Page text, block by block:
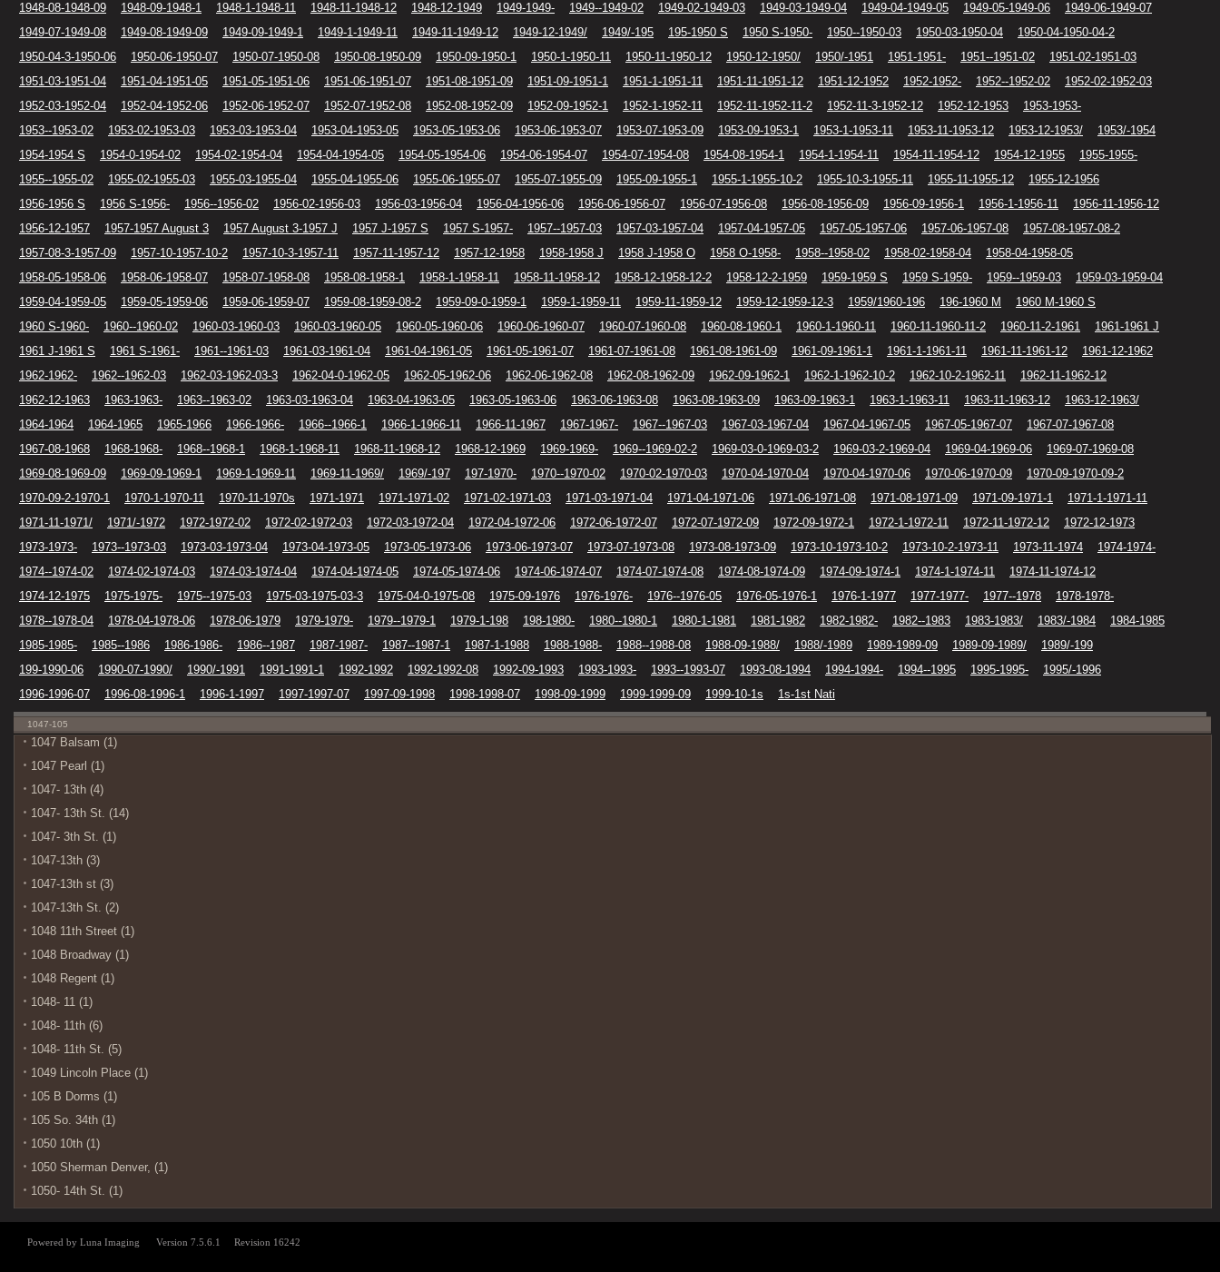
1948-08-1948-09
1948-09-1948-1 1948-1-1948-11 1948-11-1948-12 1948-12-1949 1949-1949- 1949--1949-02 1949-02-1949-03 1949-03-1949-04 1949-04-1949-05 1949-05-1949-06
1949-06-1949-07
1949-07-1949-08
1949-08-1949-09 1949-09-1949-1 1949-1-1949-11 1949-11-1949-12 1949-12-1949/ 1949/-195 195-1950 S 1950 S-1950- 1950--1950-03 1950-03-1950-04
1950-04-1950-04-2
1950-04-3-1950-06
1950-06-1950-07 1950-07-1950-08 1950-08-1950-09 1950-09-1950-1 1950-1-1950-11 1950-11-1950-12 1950-12-1950/ 1950/-1951 1951-1951- 1951--1951-02
1951-02-1951-03
1951-03-1951-04
1951-04-1951-05 1951-05-1951-06 1951-06-1951-07 1951-08-1951-09 1951-09-1951-1 1951-1-1951-11 1951-11-1951-12 1951-12-1952 1952-1952- 1952--1952-02
1952-02-1952-03
1952-03-1952-04
1952-04-1952-06 1952-06-1952-07 1952-07-1952-08 1952-08-1952-09 1952-09-1952-1 1952-1-1952-11 1952-11-1952-11-2 1952-11-3-1952-12 1952-12-1953
1953-1953-
1953--1953-02
1953-02-1953-03 1953-03-1953-04 1953-04-1953-05 1953-05-1953-06 1953-06-1953-07 1953-07-1953-09 1953-09-1953-1 1953-1-1953-11 1953-11-1953-12 1953-12-1953/
1953/-1954
1954-1954 S
1954-0-1954-02 1954-02-1954-04 1954-04-1954-05 1954-05-1954-06 1954-06-1954-07 1954-07-1954-08 1954-08-1954-1 1954-1-1954-11 1954-11-1954-12 1954-12-1955
1955-1955-
1955--1955-02
1955-02-1955-03 1955-03-1955-04 1955-04-1955-06 1955-06-1955-07 1955-07-1955-09 1955-09-1955-1 1955-1-1955-10-2 1955-10-3-1955-11 1955-11-1955-12
1955-12-1956
1956-1956 S
1956 S-1956- 1956--1956-02 1956-02-1956-03 1956-03-1956-04 1956-04-1956-06 1956-06-1956-07 1956-07-1956-08 1956-08-1956-09 1956-09-1956-1 1956-1-1956-11
1956-11-1956-12
1956-12-1957
1957-1957 August 3 1957 August 3-1957 J 1957 J-1957 S 1957 S-1957- 1957--1957-03 1957-03-1957-04 1957-04-1957-05 1957-05-1957-06 1957-06-1957-08
1957-08-1957-08-2
1957-08-3-1957-09
1957-10-1957-10-2 1957-10-3-1957-11 1957-11-1957-12 1957-12-1958 1958-1958 J 1958 J-1958 O 1958 O-1958- 1958--1958-02 1958-02-1958-04
1958-04-1958-05
1958-05-1958-06
1958-06-1958-07 1958-07-1958-08 1958-08-1958-1 1958-1-1958-11 1958-11-1958-12 1958-12-1958-12-2 1958-12-2-1959 1959-1959 S 1959 S-1959- 1959--1959-03
1959-03-1959-04
1959-04-1959-05
1959-05-1959-06 1959-06-1959-07 1959-08-1959-08-2 1959-09-0-1959-1 1959-1-1959-11 1959-11-1959-12 1959-12-1959-12-3 1959/1960-196 196-1960 M
1960 M-1960 S
1960 S-1960-
1960--1960-02 1960-03-1960-03 1960-03-1960-05 1960-05-1960-06 1960-06-1960-07 1960-07-1960-08 1960-08-1960-1 1960-1-1960-11 1960-11-1960-11-2 1960-11-2-1961
1961-1961 J
1961 J-1961 S
1961 S-1961- 1961--1961-03 1961-03-1961-04 1961-04-1961-05 1961-05-1961-07 1961-07-1961-08 1961-08-1961-09 1961-09-1961-1 1961-1-1961-11 1961-11-1961-12
1961-12-1962
1962-1962-
1962--1962-03 1962-03-1962-03-3 1962-04-0-1962-05 1962-05-1962-06 1962-06-1962-08 1962-08-1962-09 1962-09-1962-1 1962-1-1962-10-2 1962-10-2-1962-11
1962-11-1962-12
1962-12-1963
1963-1963- 1963--1963-02 1963-03-1963-04 1963-04-1963-05 1963-05-1963-06 1963-06-1963-08 1963-08-1963-09 1963-09-1963-1 1963-1-1963-11 1963-11-1963-12
1963-12-1963/
1964-1964
1964-1965 1965-1966 1966-1966- 1966--1966-1 1966-1-1966-11 1966-11-1967 1967-1967- 1967--1967-03 1967-03-1967-04 1967-04-1967-05 1967-05-1967-07
1967-07-1967-08
1967-08-1968
1968-1968- 1968--1968-1 1968-1-1968-11 1968-11-1968-12 1968-12-1969 1969-1969- 1969--1969-02-2 1969-03-0-1969-03-2 1969-03-2-1969-04 1969-04-1969-06
1969-07-1969-08
1969-08-1969-09
1969-09-1969-1 1969-1-1969-11 1969-11-1969/ 1969/-197 197-1970- 1970--1970-02 1970-02-1970-03 1970-04-1970-04 1970-04-1970-06 1970-06-1970-09
1970-09-1970-09-2
1970-09-2-1970-1
1970-1-1970-11 1970-11-1970s 1971-1971 1971-1971-02 1971-02-1971-03 1971-03-1971-04 1971-04-1971-06 1971-06-1971-08 1971-08-1971-09 1971-09-1971-1
1971-1-1971-11
1971-11-1971/
1971/-1972 1972-1972-02 1972-02-1972-03 1972-03-1972-04 1972-04-1972-06 1972-06-1972-07 1972-07-1972-09 1972-09-1972-1 1972-1-1972-11 1972-11-1972-12
1972-12-1973
1973-1973-
1973--1973-03 1973-03-1973-04 1973-04-1973-05 1973-05-1973-06 1973-06-1973-07 1973-07-1973-08 1973-08-1973-09 1973-10-1973-10-2 1973-10-2-1973-11 1973-11-1974
1974-1974-
1974--1974-02
1974-02-1974-03 1974-03-1974-04 1974-04-1974-05 1974-05-1974-06 1974-06-1974-07 1974-07-1974-08 1974-08-1974-09 1974-09-1974-1 1974-1-1974-11
1974-11-1974-12
1974-12-1975
1975-1975- 1975--1975-03 1975-03-1975-03-3 1975-04-0-1975-08 1975-09-1976 1976-1976- 1976--1976-05 1976-05-1976-1 1976-1-1977 1977-1977- 1977--1978
1978-1978-
1978--1978-04
1978-04-1978-06 1978-06-1979 1979-1979- 1979--1979-1 1979-1-198 198-1980- 1980--1980-1 1980-1-1981 1981-1982 1982-1982- 1982--1983 1983-1983/ 1983/-1984
1984-1985
1985-1985-
1985--1986 1986-1986- 1986--1987 1987-1987- 1987--1987-1 1987-1-1988 1988-1988- 1988--1988-08 1988-09-1988/ 1988/-1989 1989-1989-09 1989-09-1989/
1989/-199
199-1990-06
1990-07-1990/ 1990/-1991 1991-1991-1 1992-1992 1992-1992-08 1992-09-1993 1993-1993- 1993--1993-07 1993-08-1994 1994-1994- 1994--1995 1995-1995-
1995/-1996
1996-1996-07
1996-08-1996-1 1996-1-1997 1997-1997-07 1997-09-1998 1998-1998-07 1998-09-1999 1999-1999-09 1999-10-1s 1s-1st Nati
1047-105
1047 Balsam (1)
1047 Pearl (1)
1047- 13th (4)
1047- 13th St. (14)
1047- 3th St. (1)
1047-13th (3)
1047-13th st (3)
1047-13th St. (2)
1048 11th Street (1)
1048 Broadway (1)
1048 Regent (1)
1048- 11 (1)
1048- 11th (6)
1048- 11th St. (5)
1049 Lincoln Place (1)
105 B Dorms (1)
105 So. 34th (1)
1050 10th (1)
1050 Sherman Denver, (1)
1050- 14th St. (1)